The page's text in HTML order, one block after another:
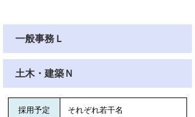
一般事務Ｌ
土木・建築Ｎ
採用予定 それぞれ若干名